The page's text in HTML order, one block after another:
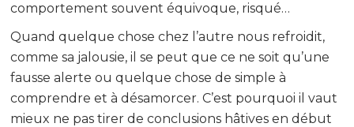
comportement souvent équivoque, risqué…
Quand quelque chose chez l’autre nous refroidit,
comme sa jalousie, il se peut que ce ne soit qu’une
fausse alerte ou quelque chose de simple à
comprendre et à désamorcer. C’est pourquoi il vaut
mieux ne pas tirer de conclusions hâtives en début